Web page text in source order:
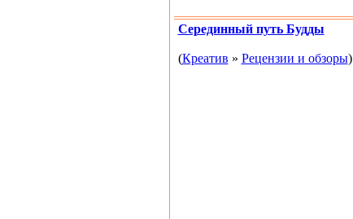
Серединный путь Будды
(Креатив » Рецензии и обзоры)